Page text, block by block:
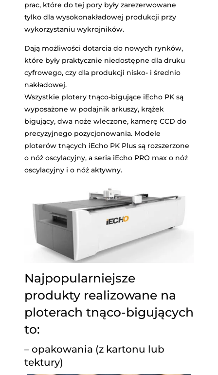
prac, które do tej pory były zarezerwowane
tylko dla wysokonakładowej produkcji przy
wykorzystaniu wykrojników.
Dają możliwości dotarcia do nowych rynków,
które były praktycznie niedostępne dla druku
cyfrowego, czy dla produkcji nisko- i średnio
nakładowej.
Wszystkie plotery tnąco-bigujące iEcho PK są
wyposażone w podajnik arkuszy, krążek
bigujący, dwa noże wleczone, kamerę CCD do
precyzyjnego pozycjonowania. Modele
ploterów tnących iEcho PK Plus są rozszerzone
o nóż oscylacyjny, a seria iEcho PRO max o nóż
oscylacyjny i o nóż aktywny.
Najpopularniejsze
produkty realizowane na
ploterach tnąco-bigujących
to:
– opakowania (z kartonu lub
tektury)